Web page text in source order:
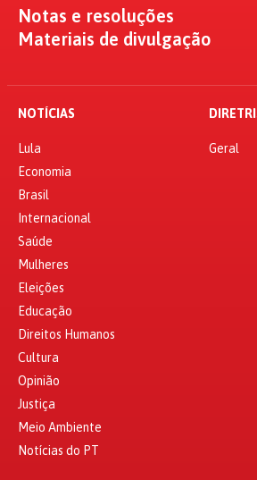
Notas e resoluções
Materiais de divulgação
NOTÍCIAS
Lula
Economia
Brasil
Internacional
Saúde
Mulheres
Eleições
Educação
Direitos Humanos
Cultura
Opinião
Justiça
Meio Ambiente
Notícias do PT
Geral